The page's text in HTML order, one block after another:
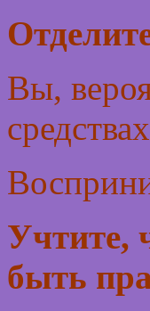
Вы,
Учтите,
быть